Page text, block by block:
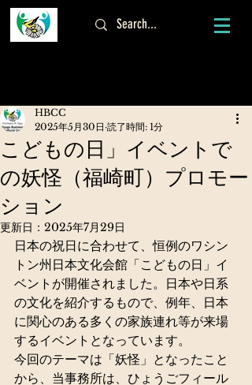
こどもの日」イベントで
の妖怪（福崎町）プロモー
ション
HBCC
2025年5月30日 読了時間: 1分
更新日： 2025年7月29日
日本の祝日に合わせて、恒例のワシン
トン州日本文化会館「こどもの日」イ
ベントが開催されました。日本や日系
の文化を紹介するもので、例年、日本
に関心のある多くの家族連れ等が来場
するイベントとなっています。
今回のテーマは「妖怪」となったこと
から、当事務所は、ひょうごフィール